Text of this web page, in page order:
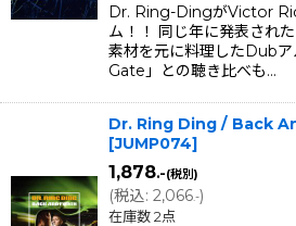
Dr. Ring-DingがVictor
ム！！ 同じ年に発表され
素材を元に料理したDub
Gate」との聴き比べも…
Dr. Ring Ding / Back
[JUMP074]
1,878.-(税別)
(税込: 2,066.-)
在庫数 2点